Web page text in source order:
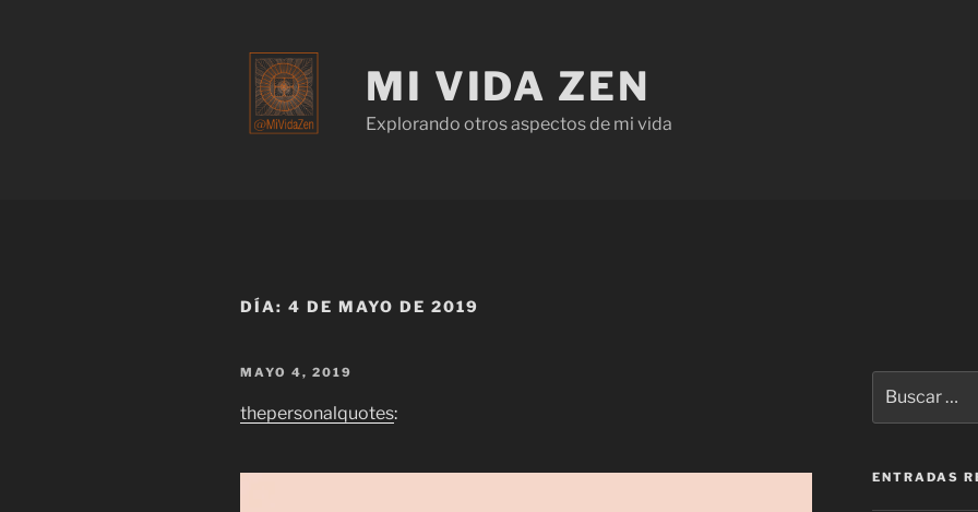
MI VIDA ZEN
Explorando otros aspectos de mi vida
DÍA: 4 DE MAYO DE 2019
MAYO 4, 2019
thepersonalquotes:
ENTRADAS